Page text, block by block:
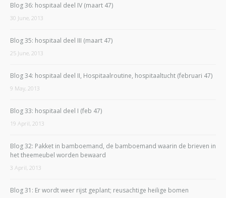
Blog 36: hospitaal deel IV (maart 47)
30 June, 2013
Blog 35: hospitaal deel III (maart 47)
25 June, 2013
Blog 34: hospitaal deel II, Hospitaalroutine, hospitaaltucht (februari 47)
9 May, 2013
Blog 33: hospitaal deel I (feb 47)
19 April, 2013
Blog 32: Pakket in bamboemand, de bamboemand waarin de brieven in
het theemeubel worden bewaard
3 April, 2013
Blog 31: Er wordt weer rijst geplant; reusachtige heilige bomen